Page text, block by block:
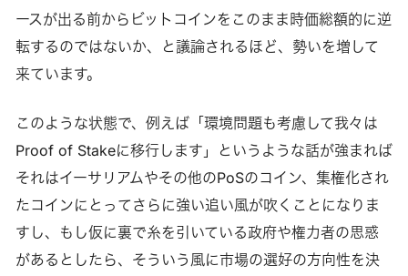
ースが出る前からビットコインをこのまま時価総額的に逆
転するのではないか、と議論されるほど、勢いを増して
来ています。
このような状態で、例えば「環境問題も考慮して我々は
Proof of Stakeに移行します」というような話が強まれば
それはイーサリアムやその他のPoSのコイン、集権化され
たコインにとってさらに強い追い風が吹くことになりま
すし、もし仮に裏で糸を引いている政府や権力者の思惑
があるとしたら、そういう風に市場の選好の方向性を決